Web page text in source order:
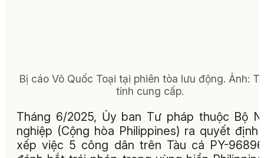
Bị cáo Võ Quốc Toại tại phiên tòa lưu động. Ảnh:
tỉnh cung cấp.
Tháng 6/2025, Ủy ban Tư pháp thuộc Bộ
nghiệp (Cộng hòa Philippines) ra quyết định
xếp việc 5 công dân trên Tàu cá PY-